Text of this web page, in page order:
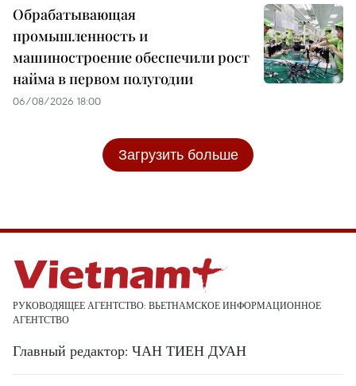
Обрабатывающая
промышленность и
машиностроение обеспечили рост
найма в первом полугодии
06/08/2026 18:00
Загрузить больше
РУКОВОДЯЩЕЕ АГЕНТСТВО: ВЬЕТНАМСКОЕ ИНФОРМАЦИОННОЕ
АГЕНТСТВО
Главный редактор: ЧАН ТИЕН ДУАН